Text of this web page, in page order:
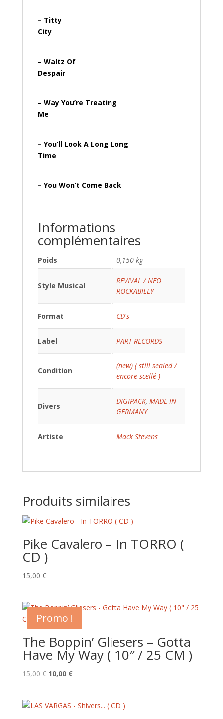
– Titty
City
– Waltz Of
Despair
– Way You’re Treating
Me
– You’ll Look A Long Long
Time
– You Won’t Come Back
Informations
complémentaires
Poids 0,150 kg
Style Musical
REVIVAL / NEO
ROCKABILLY
Format CD's
Label PART RECORDS
Condition
(new) ( still sealed /
encore scellé )
Divers
DIGIPACK, MADE IN
GERMANY
Artiste Mack Stevens
Produits similaires
Pike Cavalero – In TORRO (
CD )
15,00 €
Promo !
The Boppin’ Gliesers – Gotta
Have My Way ( 10″ / 25 CM )
15,00€ Le
était :
10,00 €Le
est :